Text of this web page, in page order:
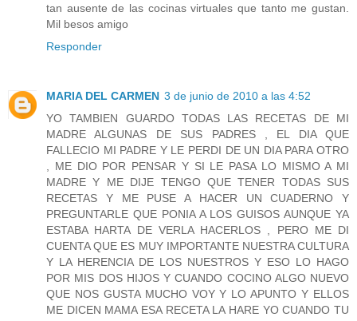
tan ausente de las cocinas virtuales que tanto me gustan.
Mil besos amigo
Responder
MARIA DEL CARMEN 3 de junio de 2010 a las 4:52
YO TAMBIEN GUARDO TODAS LAS RECETAS DE MI
MADRE ALGUNAS DE SUS PADRES , EL DIA QUE
FALLECIO MI PADRE Y LE PERDI DE UN DIA PARA OTRO
, ME DIO POR PENSAR Y SI LE PASA LO MISMO A MI
MADRE Y ME DIJE TENGO QUE TENER TODAS SUS
RECETAS Y ME PUSE A HACER UN CUADERNO Y
PREGUNTARLE QUE PONIA A LOS GUISOS AUNQUE YA
ESTABA HARTA DE VERLA HACERLOS , PERO ME DI
CUENTA QUE ES MUY IMPORTANTE NUESTRA CULTURA
Y LA HERENCIA DE LOS NUESTROS Y ESO LO HAGO
POR MIS DOS HIJOS Y CUANDO COCINO ALGO NUEVO
QUE NOS GUSTA MUCHO VOY Y LO APUNTO Y ELLOS
ME DICEN MAMA ESA RECETA LA HARE YO CUANDO TU